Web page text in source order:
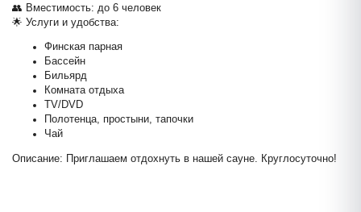
👥 Вместимость: до 6 человек
🌟 Услуги и удобства:
Финская парная
Бассейн
Бильярд
Комната отдыха
TV/DVD
Полотенца, простыни, тапочки
Чай
Описание: Приглашаем отдохнуть в нашей сауне. Круглосуточно!